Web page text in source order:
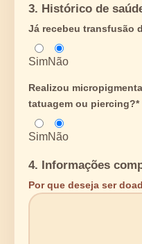
3. Histórico de
Já recebeu transfusão
SimNão
Realizou
tatuagem ou piercing?*
SimNão
4. Informações
Por que deseja ser